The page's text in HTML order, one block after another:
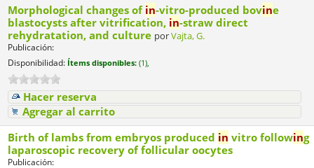
Morphological changes of in-vitro-produced bovine
blastocysts after vitrification, in-straw direct
rehydratation, and culture porVajta, G.
Publicación:
Disponibilidad: Ítems disponibles: (1),
Hacer reserva
Agregar al carrito
Birth of lambs from embryos produced in vitro following
laparoscopic recovery of follicular oocytes
Publicación: